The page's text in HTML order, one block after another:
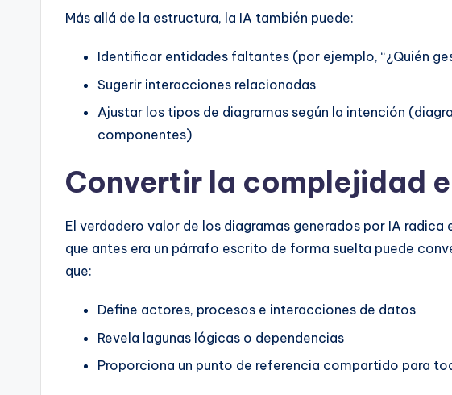
Más allá de la estructura, la IA también puede:
Identificar entidades faltantes (por ejemplo, “¿Quién
Sugerir interacciones relacionadas
Ajustar los tipos de diagramas según la intención
componentes)
Convertir la complejidad
El verdadero valor de los diagramas generados por IA radica
que antes era un párrafo escrito de forma suelta puede
que:
Define actores, procesos e interacciones de datos
Revela lagunas lógicas o dependencias
Proporciona un punto de referencia compartido para